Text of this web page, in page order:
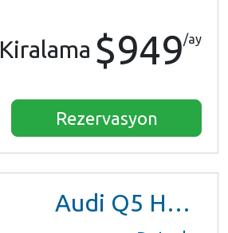
Kiralama $949/ay
Rezervasyon
Audi Q5 Hybrid